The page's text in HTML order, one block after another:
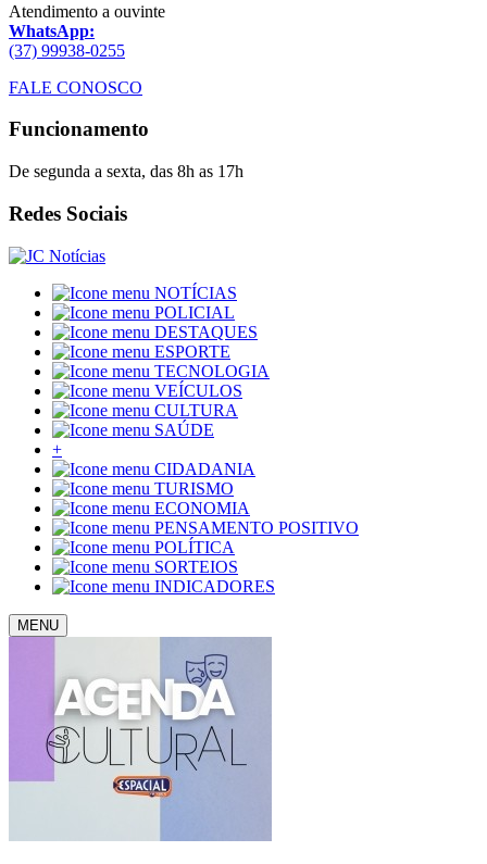
Atendimento a ouvinte
WhatsApp:
(37) 99938-0255
FALE CONOSCO
Funcionamento
De segunda a sexta, das 8h as 17h
Redes Sociais
NOTÍCIAS
POLICIAL
DESTAQUES
ESPORTE
TECNOLOGIA
VEÍCULOS
CULTURA
SAÚDE
+
CIDADANIA
TURISMO
ECONOMIA
PENSAMENTO POSITIVO
POLÍTICA
SORTEIOS
INDICADORES
MENU